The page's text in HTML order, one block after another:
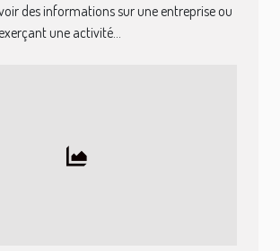
des informations sur une entreprise ou
une activité...